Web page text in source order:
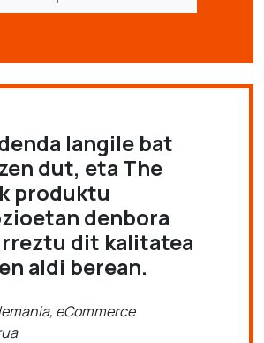
langile bat
dut, eta The
produktu
denbora
dit kalitatea
aldi berean.
eCommerce